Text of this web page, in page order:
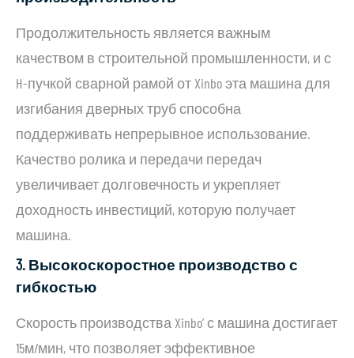
Продолжительность является важным
качеством в строительной промышленности, и с
H-пучкой сварной рамой от Xinbo эта машина для
изгибания дверных труб способна
поддерживать непрерывное использование.
Качество ролика и передачи передач
увеличивает долговечность и укрепляет
доходность инвестиций, которую получает
машина.
3. Высокоскоростное производство с
гибкостью
Скорость производства Xinbo’ с машина достигает
15м/мин, что позволяет эффективное